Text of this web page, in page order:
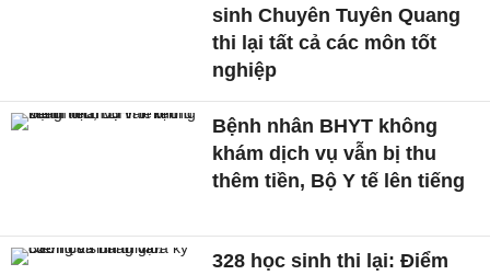
sinh Chuyên Tuyên Quang
thi lại tất cả các môn tốt
nghiệp
Bệnh nhân BHYT không
khám dịch vụ vẫn bị thu
thêm tiền, Bộ Y tế lên tiếng
328 học sinh thi lại: Điểm